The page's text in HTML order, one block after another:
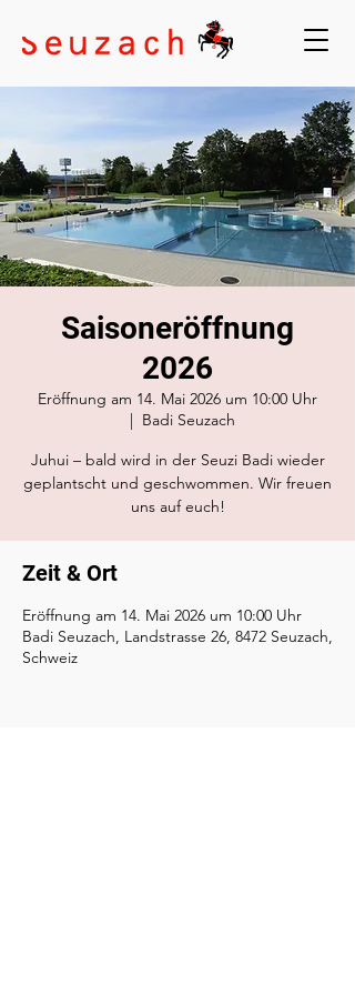
Saisoneröffnung
2026
Eröffnung am 14. Mai 2026 um 10:00 Uhr
  |
Badi Seuzach
Juhui – bald wird in der Seuzi Badi wieder
geplantscht und geschwommen. Wir freuen
uns auf euch!
Zeit & Ort
Eröffnung am 14. Mai 2026 um 10:00 Uhr
Badi Seuzach, Landstrasse 26, 8472 Seuzach,
Schweiz